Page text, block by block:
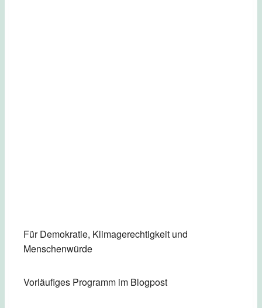
Für Demokratie, Klimagerechtigkeit und
Menschenwürde
Vorläufiges Programm im Blogpost